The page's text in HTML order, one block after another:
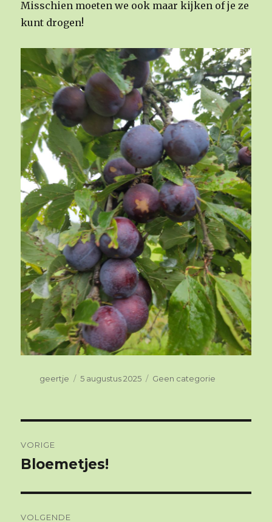
Misschien moeten we ook maar kijken of je ze
kunt drogen!
Auteur
geertje
Geplaatst
5 augustus 2025 Categorieën
Geen categorie
VORIGE
Vorig
Bloemetjes!
VOLGENDE